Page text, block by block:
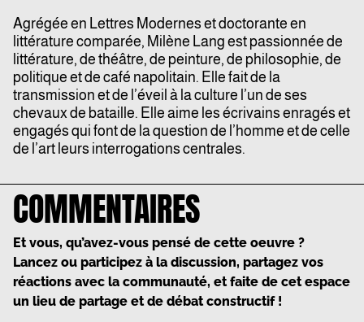
Agrégée en Lettres Modernes et doctorante en
littérature comparée, Milène Lang est passionnée de
littérature, de théâtre, de peinture, de philosophie, de
politique et de café napolitain. Elle fait de la
transmission et de l’éveil à la culture l’un de ses
chevaux de bataille. Elle aime les écrivains enragés et
engagés qui font de la question de l’homme et de celle
de l’art leurs interrogations centrales.
COMMENTAIRES
Et vous, qu’avez-vous pensé de cette oeuvre ?
Lancez ou participez à la discussion, partagez vos
réactions avec la communauté, et faite de cet espace
un lieu de partage et de débat constructif !